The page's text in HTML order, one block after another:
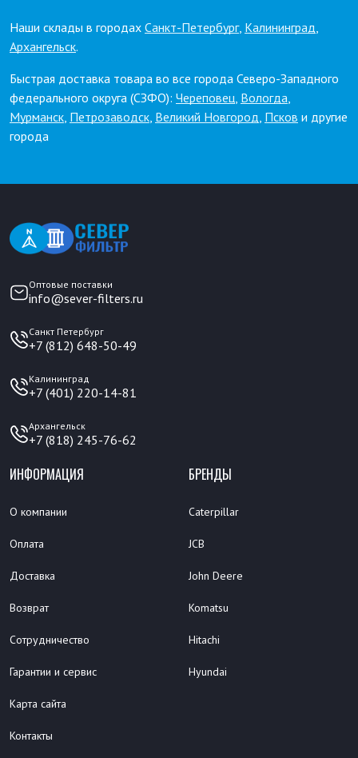
Наши склады в городах Санкт-Петербург, Калининград,
Архангельск.
Быстрая доставка товара во все города Северо-Западного
федерального округа (СЗФО): Череповец, Вологда,
Мурманск, Петрозаводск, Великий Новгород, Псков и другие
города
Оптовые поставки
info@sever-filters.ru
Санкт Петербург
+7 (812) 648-50-49
Калининград
+7 (401) 220-14-81
Архангельск
+7 (818) 245-76-62
ИНФОРМАЦИЯ
О компании
Оплата
Доставка
Возврат
Сотрудничество
Гарантии и сервис
Карта сайта
Контакты
БРЕНДЫ
Caterpillar
JCB
John Deere
Komatsu
Hitachi
Hyundai